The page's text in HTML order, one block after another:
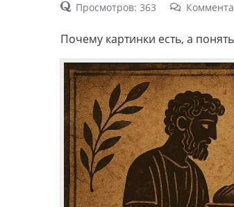
Просмотров: 363
Почему картинки есть, а